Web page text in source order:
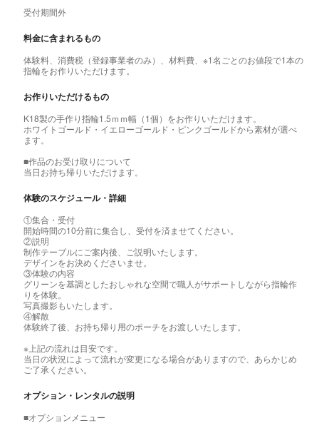
受付期間外
料金に含まれるもの
体験料、消費税（登録事業者のみ）、材料費、※1名ごとのお値段で1本の
指輪をお作りいただけます。
お作りいただけるもの
K18製の手作り指輪1.5ｍｍ幅（1個）をお作りいただけます。
ホワイトゴールド・イエローゴールド・ピンクゴールドから素材が選べ
ます。
■作品のお受け取りについて
当日お持ち帰りいただけます。
体験のスケジュール・詳細
①集合・受付
開始時間の10分前に集合し、受付を済ませてください。
②説明
制作テーブルにご案内後、ご説明いたします。
デザインをお決めくださいませ。
③体験の内容
グリーンを基調としたおしゃれな空間で職人がサポートしながら指輪作
りを体験。
写真撮影もいたします。
④解散
体験終了後、お持ち帰り用のポーチをお渡しいたします。
※上記の流れは目安です。
当日の状況によって流れが変更になる場合がありますので、あらかじめ
ご了承ください。
オプション・レンタルの説明
■オプションメニュー